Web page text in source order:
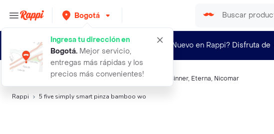
Bogotá
Ingresa tu dirección en
Bogotá. Mejor servicio,
entregas más rápidas y los
precios más convenientes!
¿Nuevo en Rappi? Disfruta de
Búsquedas relacionadas:Utensilios de Cocina Binner, Eterna, Nicomar
Rappi 5 five simply smart pinza bamboo wo